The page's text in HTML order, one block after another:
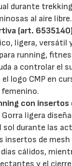
durante
al aire libre.
(art.
ligera, versátil
running,
a controlar el
logo CMP en
con insertos
ligera
sol durante las
insertos de mesh
cálidos,
y el